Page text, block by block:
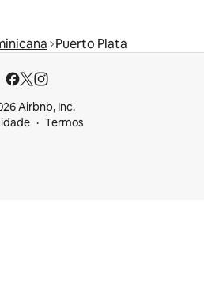
Puerto Plata
Airbnb, Inc.
Termos